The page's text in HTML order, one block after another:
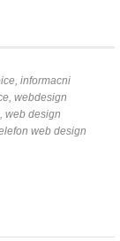
informacni
webdesign
web design
web design